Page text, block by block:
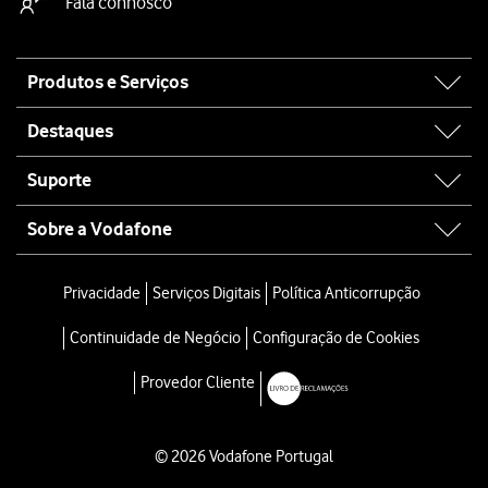
map
Produtos e Serviços
Destaques
Suporte
Sobre a Vodafone
Privacidade Serviços Digitais Política Anticorrupção
Continuidade de Negócio Configuração de Cookies
Provedor Cliente
© 2026 Vodafone Portugal